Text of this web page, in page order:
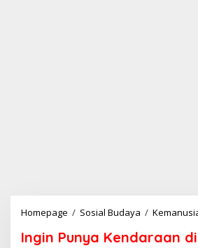
Homepage / Sosial Budaya /
Ingin Punya Kendaraan